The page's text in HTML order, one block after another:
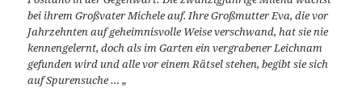
bei ihrem Großvater Michele auf. Ihre Großmutter Eva, die vor
Jahrzehnten auf geheimnisvolle Weise verschwand, hat sie nie
kennengelernt, doch als im Garten ein vergrabener Leichnam
gefunden wird und alle vor einem Rätsel stehen, begibt sie sich
auf Spurensuche … „